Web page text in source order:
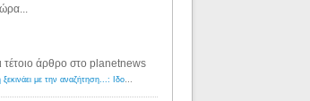
τέτοιο άρθρο στο planetnews
Λόγιος Ερμής | Η γνώση ξεκινάει με την αναζήτηση...: Ιδού οι 18 που χρωστούν 11 δις ευρώ!